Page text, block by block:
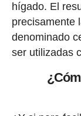
hígado. El
precisamente
denominado
ser utilizadas